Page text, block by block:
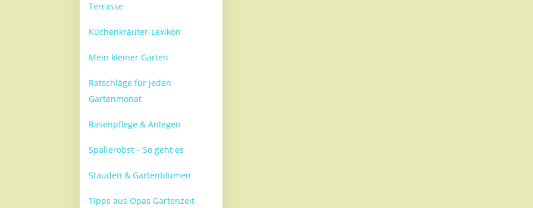
Terrasse
Küchenkräuter-Lexikon
Mein kleiner Garten
Ratschläge für jeden
Gartenmonat
Rasenpflege & Anlegen
Spalierobst – So geht es
Stauden & Gartenblumen
Tipps aus Opas Gartenzeit